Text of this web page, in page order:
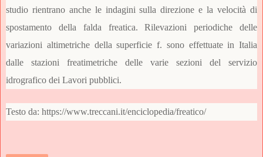
studio rientrano anche le indagini sulla direzione e la velocità di
spostamento della falda freatica. Rilevazioni periodiche delle
variazioni altimetriche della superficie f. sono effettuate in Italia
dalle stazioni freatimetriche delle varie sezioni del servizio
idrografico dei Lavori pubblici.
Testo da: https://www.treccani.it/enciclopedia/freatico/